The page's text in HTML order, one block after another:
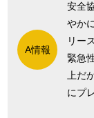
A情報
安全
やか
リー
緊急
上だ
にプ